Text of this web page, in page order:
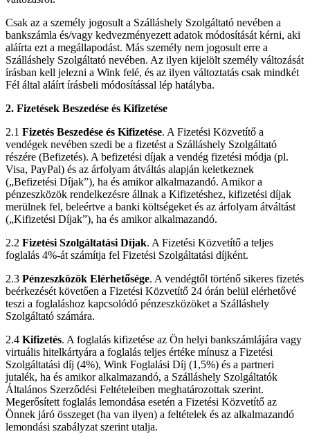
Csak az a személy jogosult a Szálláshely Szolgáltató nevében a
bankszámla és/vagy kedvezményezett adatok módosítását kérni, aki
aláírta ezt a megállapodást. Más személy nem jogosult erre a
Szálláshely Szolgáltató nevében. Az ilyen kijelölt személy változását
írásban kell jelezni a Wink felé, és az ilyen változtatás csak mindkét
Fél által aláírt írásbeli módosítással lép hatályba.
2. Fizetések Beszedése és Kifizetése
2.1 Fizetés Beszedése és Kifizetése. A Fizetési Közvetítő a
vendégek nevében szedi be a fizetést a Szálláshely Szolgáltató
részére (Befizetés). A befizetési díjak a vendég fizetési módja (pl.
Visa, PayPal) és az árfolyam átváltás alapján keletkeznek
(„Befizetési Díjak”), ha és amikor alkalmazandó. Amikor a
pénzeszközök rendelkezésre állnak a Kifizetéshez, kifizetési díjak
merülnek fel, beleértve a banki költségeket és az árfolyam átváltást
(„Kifizetési Díjak”), ha és amikor alkalmazandó.
2.2 Fizetési Szolgáltatási Díjak. A Fizetési Közvetítő a teljes
foglalás 4%-át számítja fel Fizetési Szolgáltatási díjként.
2.3 Pénzeszközök Elérhetősége. A vendégtől történő sikeres fizetés
beérkezését követően a Fizetési Közvetítő 24 órán belül elérhetővé
teszi a foglaláshoz kapcsolódó pénzeszközöket a Szálláshely
Szolgáltató számára.
2.4 Kifizetés. A foglalás kifizetése az Ön helyi bankszámlájára vagy
virtuális hitelkártyára a foglalás teljes értéke mínusz a Fizetési
Szolgáltatási díj (4%), Wink Foglalási Díj (1,5%) és a partneri
jutalék, ha és amikor alkalmazandó, a Szálláshely Szolgáltatók
Általános Szerződési Feltételeiben meghatározottak szerint.
Megerősített foglalás lemondása esetén a Fizetési Közvetítő az
Önnek járó összeget (ha van ilyen) a feltételek és az alkalmazandó
lemondási szabályzat szerint utalja.